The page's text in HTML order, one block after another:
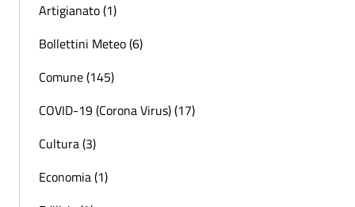
Artigianato (1)
Bollettini Meteo (6)
Comune (145)
COVID-19 (Corona Virus) (17)
Cultura (3)
Economia (1)